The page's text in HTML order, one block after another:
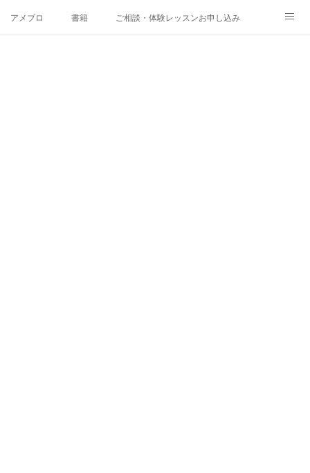
アメブロ 書籍 ご相談・体験レッスンお申し込み